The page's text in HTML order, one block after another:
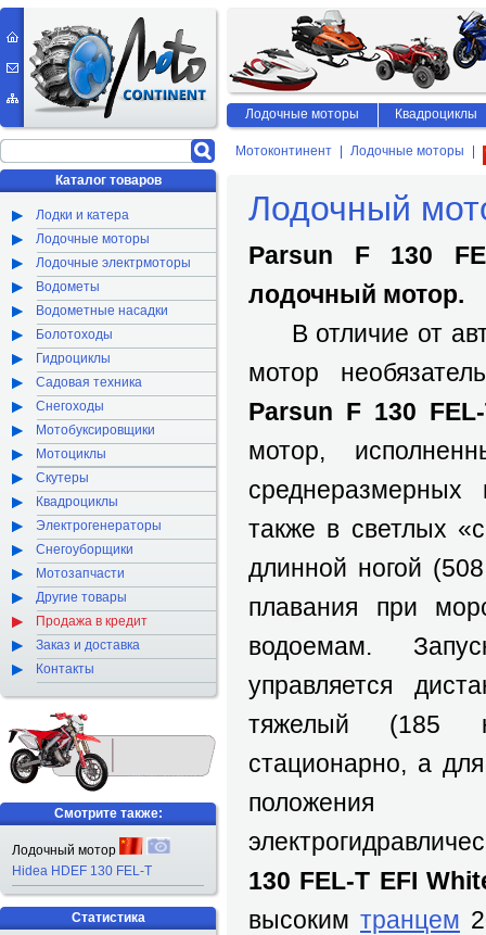
Мотоконтинент Лодочные моторы
Лодочный
Parsun F 130
лодочный мотор.
В отличие от
мотор
Parsun F 130
мотор,
также в светлых
длинной ногой
плавания при
водоемам.
управляется
тяжелый (185
стационарно, а
130 FEL-T EFI
высоким транцем
Каталог товаров
Лодки и катера
Лодочные моторы
Лодочные электрмоторы
Водометы
Водометные насадки
Болотоходы
Гидроциклы
Садовая техника
Снегоходы
Мотобуксировщики
Мотоциклы
Скутеры
Квадроциклы
Электрогенераторы
Снегоуборщики
Мотозапчасти
Другие товары
Продажа в кредит
Заказ и доставка
Контакты
Смотрите также:
Лодочный мотор
Hidea HDEF 130 FEL-T
Статистика
Лодочные моторы Квадроциклы